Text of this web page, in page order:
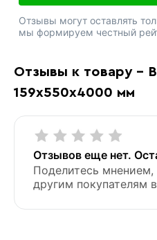
Отзывы к товару -
159х550х4000 мм
Отзывов еще нет.
Поделитесь
другим покупателям
Отзывы могут оставлять
мы формируем честный